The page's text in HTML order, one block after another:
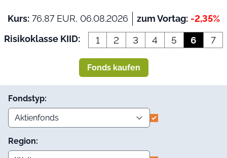
Kurs:76,87 EUR, 06.08.2026 zum Vortag: -2,35%
Risikoklasse KIID:
1 2 3 4 5 6 7
Fonds kaufen
Fondstyp:
Region: